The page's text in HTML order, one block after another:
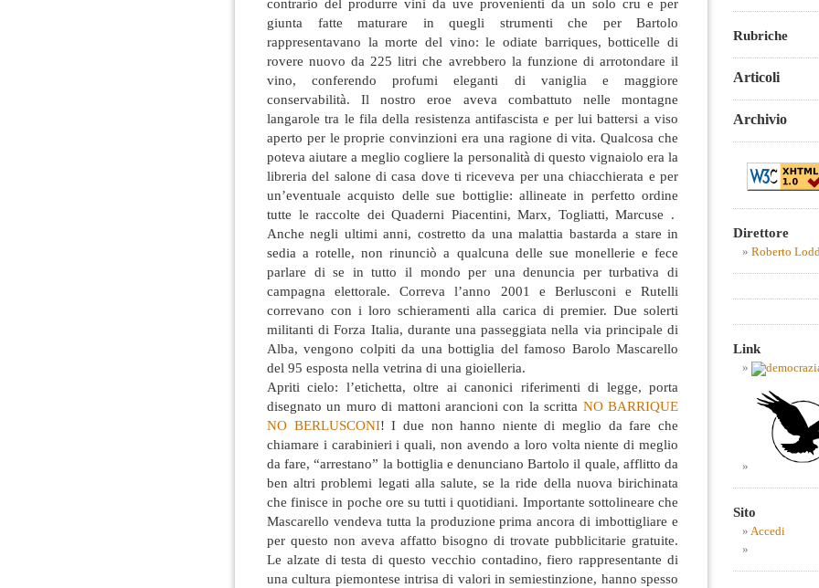
contrario del produrre vini da uve provenienti da un solo cru e per
giunta fatte maturare in quegli strumenti che per Bartolo
rappresentavano la morte del vino: le odiate barriques, botticelle di
rovere nuovo da 225 litri che avrebbero la funzione di arrotondare il
vino, conferendo profumi eleganti di vaniglia e maggiore
conservabilità. Il nostro eroe aveva combattuto nelle montagne
langarole tra le fila della resistenza antifascista e per lui battersi a viso
aperto per le proprie convinzioni era una ragione di vita. Qualcosa che
poteva aiutare a meglio cogliere la personalità di questo vignaiolo era la
libreria del salone di casa dove ti riceveva per una chiacchierata e per
un’eventuale acquisto delle sue bottiglie: allineate in perfetto ordine
tutte le raccolte dei Quaderni Piacentini, Marx, Togliatti, Marcuse .
Anche negli ultimi anni, costretto da una malattia bastarda a stare in
sedia a rotelle, non rinunciò a qualcuna delle sue monellerie e fece
parlare di se in tutto il mondo per una denuncia per turbativa di
campagna elettorale. Correva l’anno 2001 e Berlusconi e Rutelli
correvano con i loro schieramenti alla carica di premier. Due solerti
militanti di Forza Italia, durante una passeggiata nella via principale di
Alba, vengono colpiti da una bottiglia del famoso Barolo Mascarello
del 95 esposta nella vetrina di una gioielleria.
Apriti cielo: l’etichetta, oltre ai canonici riferimenti di legge, porta
disegnato un muro di mattoni arancioni con la scritta NO BARRIQUE
NO BERLUSCONI! I due non hanno niente di meglio da fare che
chiamare i carabinieri i quali, non avendo a loro volta niente di meglio
da fare, “arrestano” la bottiglia e denunciano Bartolo il quale, afflitto da
ben altri problemi legati alla salute, se la ride della nuova birichinata
che finisce in poche ore su tutti i quotidiani. Importante sottolineare che
Mascarello vendeva tutta la produzione prima ancora di imbottigliare e
per questo non aveva affatto bisogno di trovate pubblicitarie gratuite.
Le alzate di testa di questo vecchio contadino, fiero rappresentante di
una cultura piemontese intrisa di valori in semiestinzione, hanno spesso
Rubriche
Articoli
Archivio
Direttore
Roberto
Link
Sito
Accedi